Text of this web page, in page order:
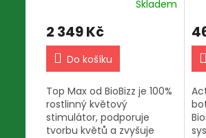
Skladem
2 349 Kč
Do košíku
Top Max od BioBizz je 100%
rostlinný květový
stimulátor, podporuje
tvorbu květů a zvyšuje